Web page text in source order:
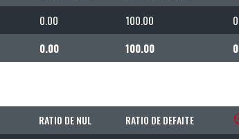
0.00 100.00
0
0.00 100.00 0
RATIO DE NUL RATIO DE DEFAITE